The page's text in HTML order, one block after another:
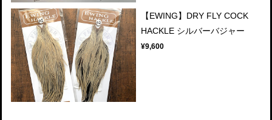
【EWING】DRY FLY COCK
HACKLE シルバーバジャー
¥9,600